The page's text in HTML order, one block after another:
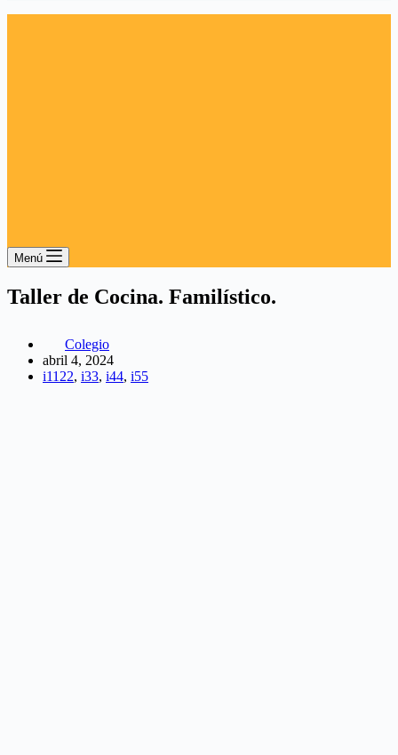
Menú
Taller de Cocina. Familístico.
Colegio
abril 4, 2024
i1122, i33, i44, i55